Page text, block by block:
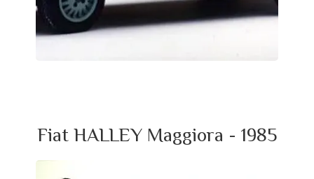
Fiat HALLEY Maggiora - 1985